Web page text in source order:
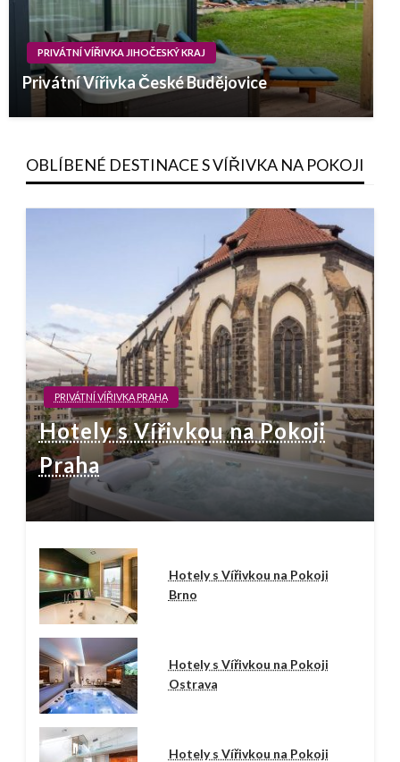
PRIVÁTNÍ VÍŘIVKA JIHOČESKÝ KRAJ
Privátní Vířivka České Budějovice
OBLÍBENÉ DESTINACE S VÍŘIVKA NA POKOJI
PRIVÁTNÍ VÍŘIVKA PRAHA
Hotely s Vířivkou na Pokoji
Praha
Hotely s Vířivkou na Pokoji
Brno
Hotely s Vířivkou na Pokoji
Ostrava
Hotely s Vířivkou na Pokoji